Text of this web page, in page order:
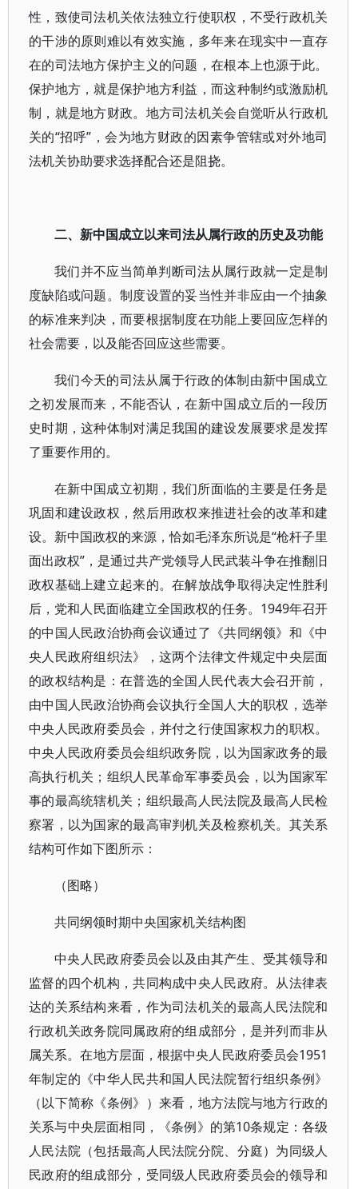
性，致使司法机关依法独立行使职权，不受行政机关
的干涉的原则难以有效实施，多年来在现实中一直存
在的司法地方保护主义的问题，在根本上也源于此。
保护地方，就是保护地方利益，而这种制约或激励机
制，就是地方财政。地方司法机关会自觉听从行政机
关的“招呼”，会为地方财政的因素争管辖或对外地司
法机关协助要求选择配合还是阻挠。
二、新中国成立以来司法从属行政的历史及功能
我们并不应当简单判断司法从属行政就一定是制
度缺陷或问题。制度设置的妥当性并非应由一个抽象
的标准来判决，而要根据制度在功能上要回应怎样的
社会需要，以及能否回应这些需要。
我们今天的司法从属于行政的体制由新中国成立
之初发展而来，不能否认，在新中国成立后的一段历
史时期，这种体制对满足我国的建设发展要求是发挥
了重要作用的。
在新中国成立初期，我们所面临的主要是任务是
巩固和建设政权，然后用政权来推进社会的改革和建
设。新中国政权的来源，恰如毛泽东所说是“枪杆子里
面出政权”，是通过共产党领导人民武装斗争在推翻旧
政权基础上建立起来的。在解放战争取得决定性胜利
后，党和人民面临建立全国政权的任务。1949年召开
的中国人民政治协商会议通过了《共同纲领》和《中
央人民政府组织法》，这两个法律文件规定中央层面
的政权结构是：在普选的全国人民代表大会召开前，
由中国人民政治协商会议执行全国人大的职权，选举
中央人民政府委员会，并付之行使国家权力的职权。
中央人民政府委员会组织政务院，以为国家政务的最
高执行机关；组织人民革命军事委员会，以为国家军
事的最高统辖机关；组织最高人民法院及最高人民检
察署，以为国家的最高审判机关及检察机关。其关系
结构可作如下图所示：
（图略）
共同纲领时期中央国家机关结构图
中央人民政府委员会以及由其产生、受其领导和
监督的四个机构，共同构成中央人民政府。从法律表
达的关系结构来看，作为司法机关的最高人民法院和
行政机关政务院同属政府的组成部分，是并列而非从
属关系。在地方层面，根据中央人民政府委员会1951
年制定的《中华人民共和国人民法院暂行组织条例》
（以下简称《条例》）来看，地方法院与地方行政的
关系与中央层面相同，《条例》的第10条规定：各级
人民法院（包括最高人民法院分院、分庭）为同级人
民政府的组成部分，受同级人民政府委员会的领导和